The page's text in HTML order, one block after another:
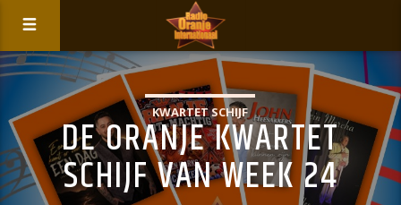
KWARTET SCHIJF
DE ORANJE KWARTET
SCHIJF VAN WEEK 24